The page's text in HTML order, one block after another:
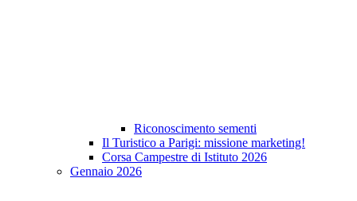
Riconoscimento sementi
Il Turistico a Parigi: missione marketing!
Corsa Campestre di Istituto 2026
Gennaio 2026